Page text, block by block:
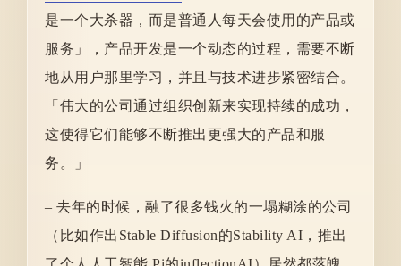
是一个大杀器，而是普通人每天会使用的产品或
服务」，产品开发是一个动态的过程，需要不断
地从用户那里学习，并且与技术进步紧密结合。
「伟大的公司通过组织创新来实现持续的成功，
这使得它们能够不断推出更强大的产品和服
务。」
– 去年的时候，融了很多钱火的一塌糊涂的公司
（比如作出Stable Diffusion的Stability AI，推出